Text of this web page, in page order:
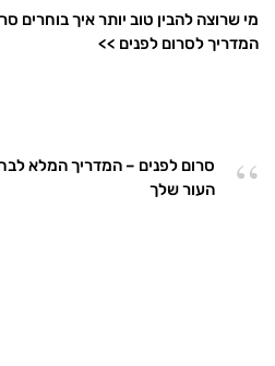
מי שרוצה להבין טוב יותר איך בוחרים
המדריך לסרום לפנים >>
סרום לפנים – המדריך המלא
העור שלך